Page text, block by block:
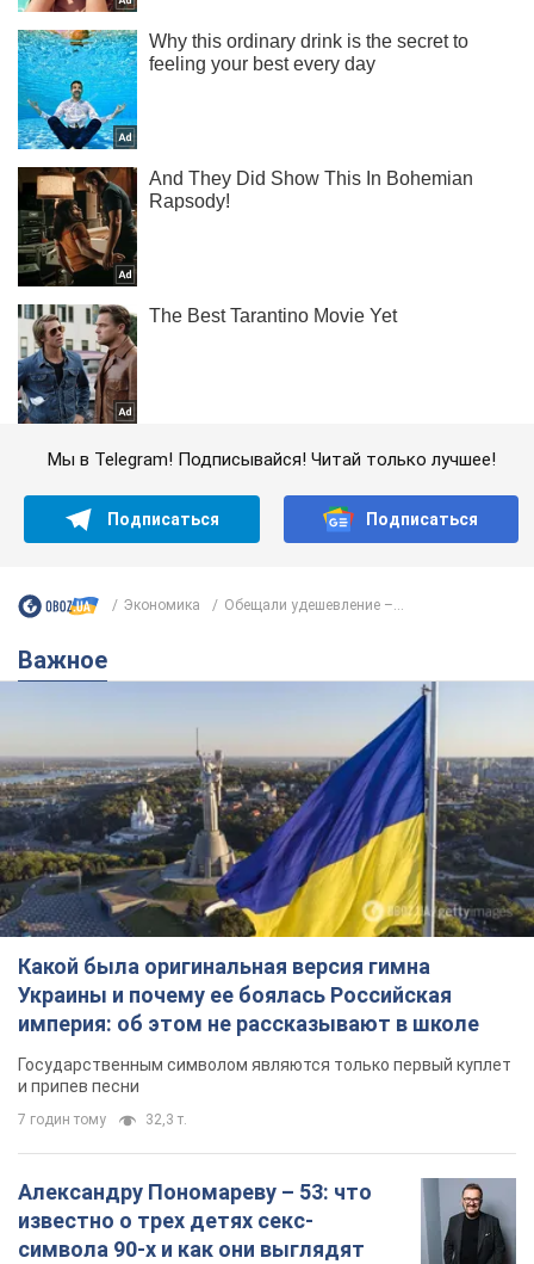
Мы в Telegram! Подписывайся! Читай только лучшее!
Подписаться Подписаться
Экономика Обещали удешевление –...
Важное
Какой была оригинальная версия гимна
Украины и почему ее боялась Российская
империя: об этом не рассказывают в школе
Государственным символом являются только первый куплет
и припев песни
7 годин тому 32,3 т.
Александру Пономареву – 53: что
известно о трех детях секс-
символа 90-х и как они выглядят